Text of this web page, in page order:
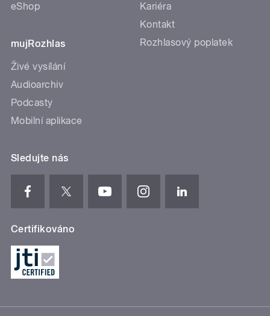
eShop
mujRozhlas
Živé vysílání
Audioarchiv
Podcasty
Mobilní aplikace
Kariéra
Kontakt
Rozhlasový poplatek
Sledujte nás
Certifikováno